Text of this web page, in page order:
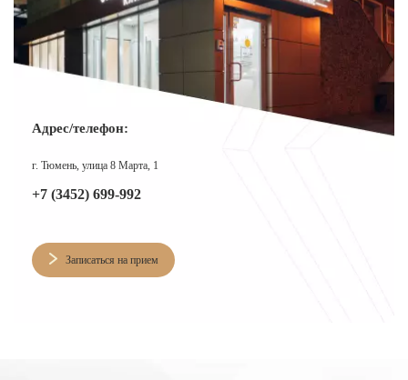
Адрес/телефон:
г. Тюмень, улица 8 Марта, 1
+7 (3452) 699-992
Записаться на прием